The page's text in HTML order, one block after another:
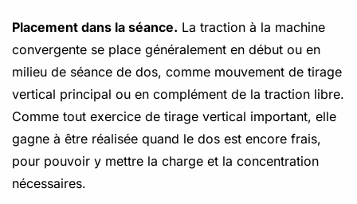
Placement dans la séance. La traction à la machine
convergente se place généralement en début ou en
milieu de séance de dos, comme mouvement de tirage
vertical principal ou en complément de la traction libre.
Comme tout exercice de tirage vertical important, elle
gagne à être réalisée quand le dos est encore frais,
pour pouvoir y mettre la charge et la concentration
nécessaires.